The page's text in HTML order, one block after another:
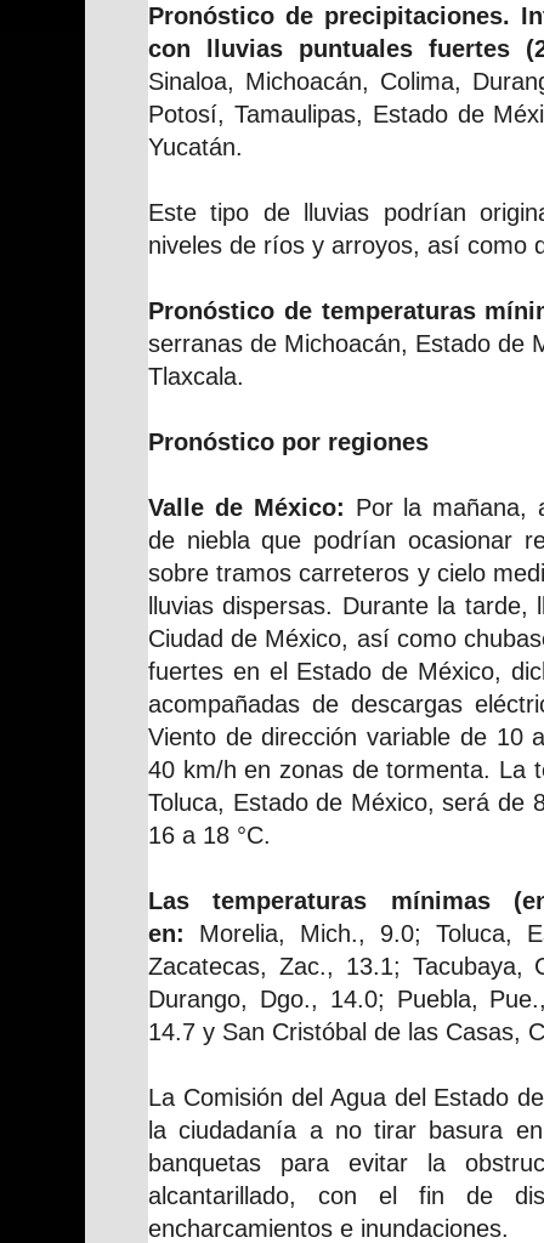
Pronóstico de precipitaciones.
con lluvias puntuales fuertes
Sinaloa, Michoacán, Colima,
Potosí, Tamaulipas, Estado de
Yucatán.
Este tipo de lluvias podrían
niveles de ríos y arroyos, así como
Pronóstico de temperaturas
serranas de Michoacán, Estado de
Tlaxcala.
Pronóstico por regiones
Valle de México: Por la mañana,
de niebla que podrían ocasionar
sobre tramos carreteros y cielo
lluvias dispersas. Durante la
Ciudad de México, así como
fuertes en el Estado de México,
acompañadas de descargas
Viento de dirección variable de 10
40 km/h en zonas de tormenta. La
Toluca, Estado de México, será de
16 a 18 °C.
Las temperaturas mínimas
en: Morelia, Mich., 9.0; Toluca,
Zacatecas, Zac., 13.1; Tacubaya,
Durango, Dgo., 14.0; Puebla,
14.7 y San Cristóbal de las Casas,
La Comisión del Agua del Estado
la ciudadanía a no tirar basura
banquetas para evitar la
alcantarillado, con el fin de
encharcamientos e inundaciones.